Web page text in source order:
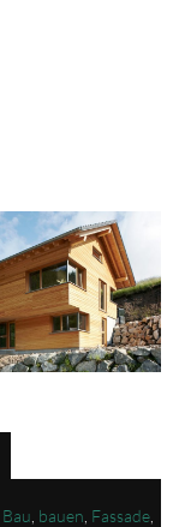
Bau bauen Fassade